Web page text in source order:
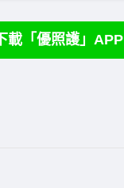
下載「優照護」APP